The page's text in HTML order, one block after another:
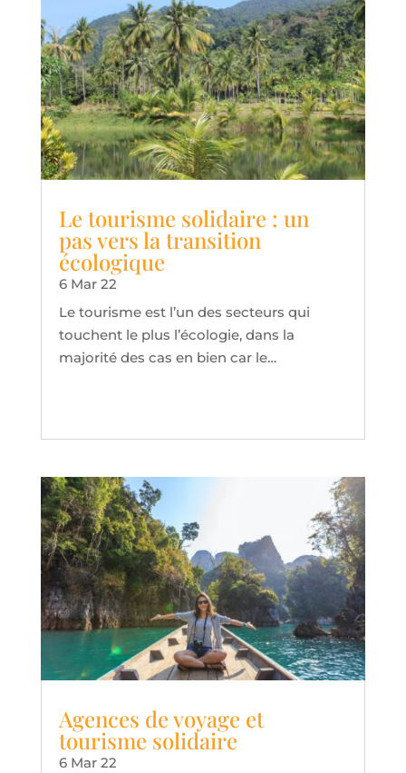
Le tourisme solidaire : un
pas vers la transition
écologique
6 Mar 22
Le tourisme est l’un des secteurs qui
touchent le plus l’écologie, dans la
majorité des cas en bien car le…
Agences de voyage et
tourisme solidaire
6 Mar 22